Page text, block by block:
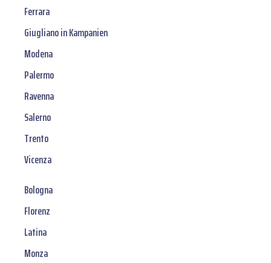
Ferrara
Giugliano in Kampanien
Modena
Palermo
Ravenna
Salerno
Trento
Vicenza
Bologna
Florenz
Latina
Monza